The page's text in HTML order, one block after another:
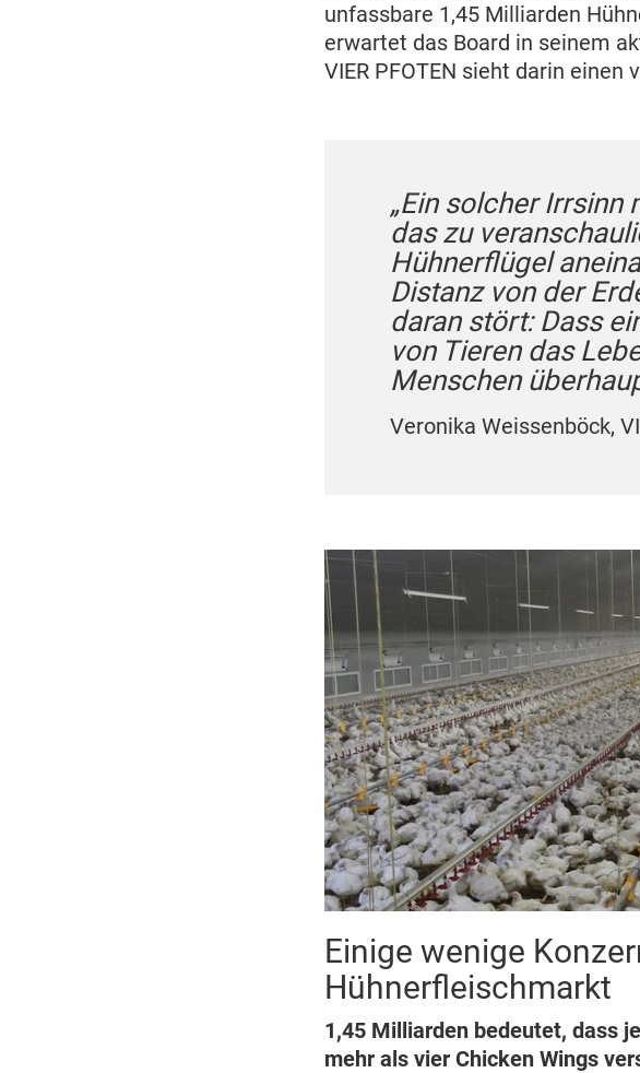
unfassbare 1,45 Milliarden
erwartet das Board in seinem
VIER PFOTEN sieht darin
„Ein solcher
das zu
Hühnerflügel
Distanz von der
daran stört: Dass
von Tieren das
Menschen
Veronika Weissenböck,
Einige wenige
Hühnerfleischmarkt
1,45 Milliarden bedeutet, dass
mehr als vier Chicken Wings